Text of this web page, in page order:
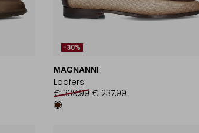
-30%
MAGNANNI
Loafers
€ 339,99 € 237,99